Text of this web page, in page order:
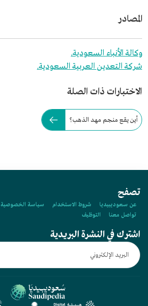
المصادر
وكالة الأنباء السعودية.
شركة التعدين العربية السعودية.
الاختبارات ذات الصلة
أين يقع منجم مهد الذهب؟
تصفح
عن سعوديبيديا شروط الاستخدام سياسة الخصوصية
تواصل معنا
التوظيف
اشترك في النشرة البريدية